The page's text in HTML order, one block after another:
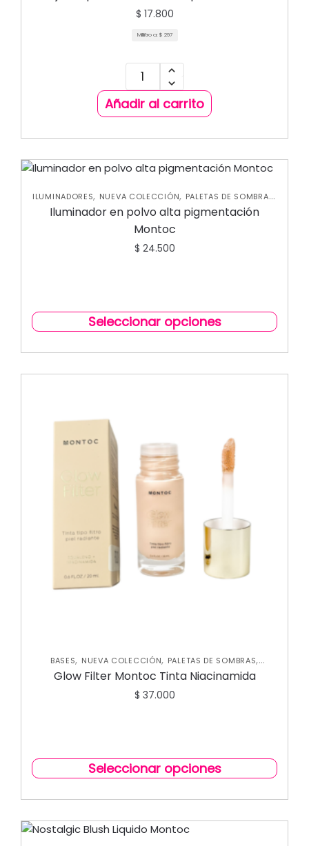
$ 17.800
Mililitro a: $ 297
Añadir al carrito
ILUMINADORES, NUEVA COLECCIÓN, PALETAS DE SOMBRAS,
PERFILADORES ,ROSTRO
Iluminador en polvo alta pigmentación
Montoc
$ 24.500
Seleccionar opciones
BASES, NUEVA COLECCIÓN, PALETAS DE SOMBRAS,
PERFILADORES, ROSTRO
Glow Filter Montoc Tinta Niacinamida
$ 37.000
Seleccionar opciones